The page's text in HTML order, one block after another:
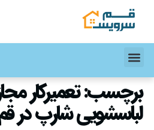
برچسب:تعمیرکار
لباسشویی شارپ در